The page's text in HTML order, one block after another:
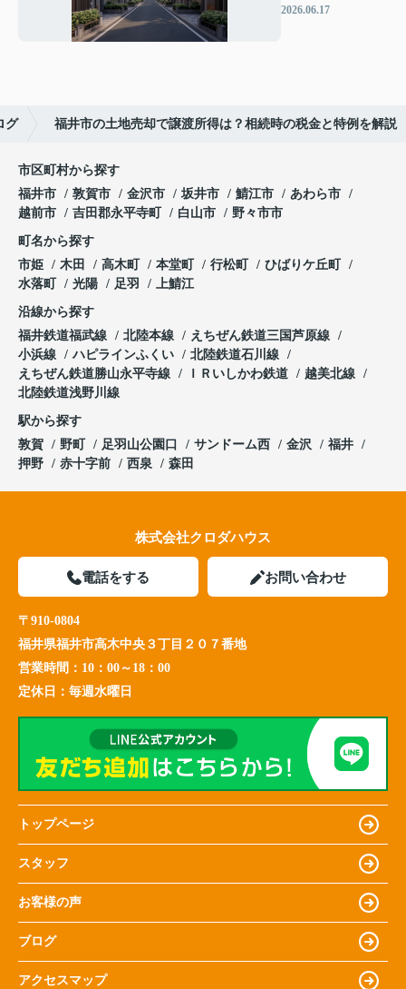
は？税金や手続き
2026.06.17
グ 福井市の土地売却で譲渡所得は？相続時の税金と特例を解説
市区町村から探す
福井市
敦賀市 金沢市 坂井市 鯖江市
あわら市
越前市
吉田郡永平寺町 白山市 野々市市
町名から探す
市姫
木田 高木町 本堂町 行松町
ひばりケ丘町
水落町
光陽 足羽 上鯖江
沿線から探す
福井鉄道福武線
北陸本線
えちぜん鉄道三国芦原線
小浜線
ハピラインふくい
北陸鉄道石川線
えちぜん鉄道勝山永平寺線
ＩＲいしかわ鉄道
越美北線
北陸鉄道浅野川線
駅から探す
敦賀
野町 足羽山公園口 サンドーム西 金沢
福井
押野
赤十字前 西泉 森田
株式会社クロダハウス
電話をする お問い合わせ
〒910-0804
福井県福井市高木中央３丁目２０７番地
営業時間： 10：00～18：00
定休日： 毎週水曜日
トップページ
スタッフ
お客様の声
ブログ
アクセスマップ